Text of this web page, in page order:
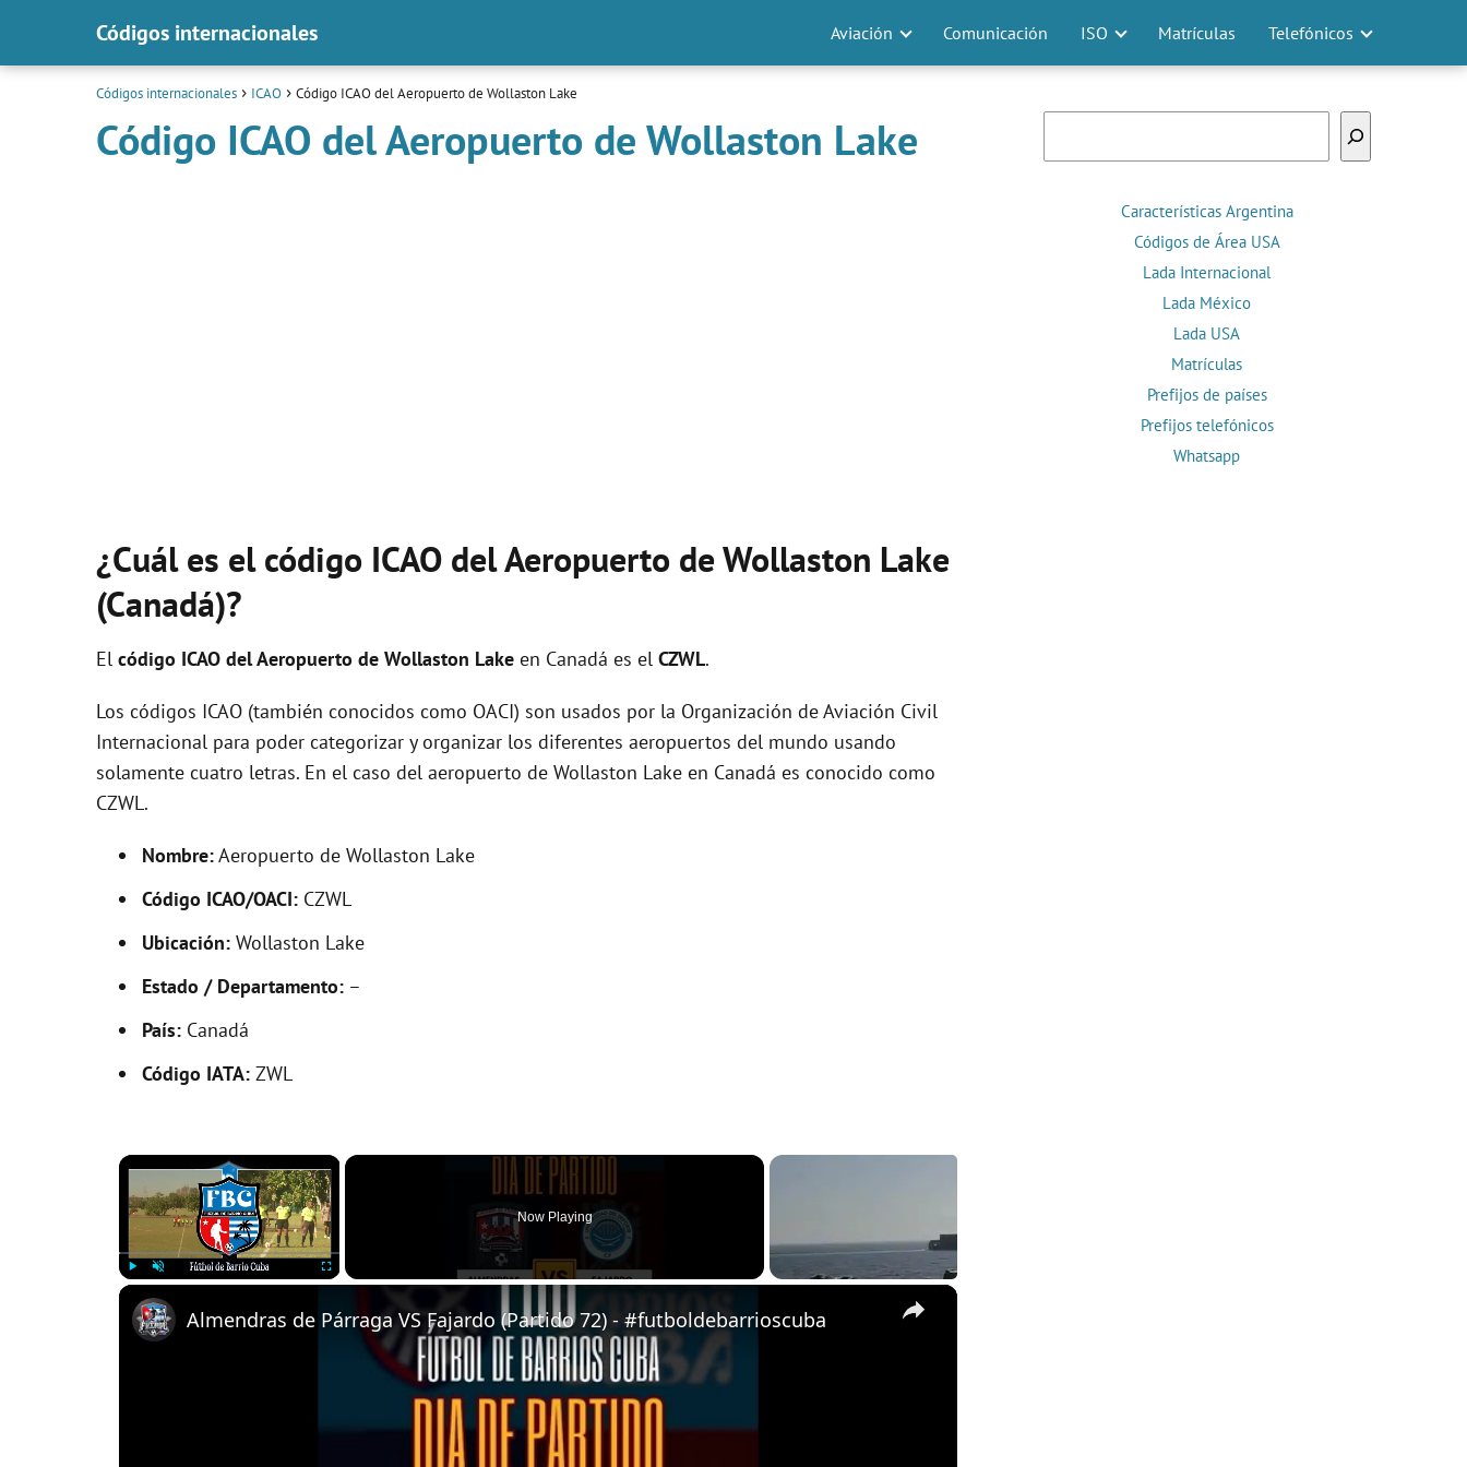
Códigos internacionales Aviación Comunicación ISO Matrículas Telefónicos
Códigos internacionales ICAO Código ICAO del Aeropuerto de Wollaston Lake
Código ICAO del Aeropuerto de Wollaston Lake
¿Cuál es el código ICAO del Aeropuerto de Wollaston Lake
(Canadá)?
El código ICAO delAeropuerto de Wollaston Lake en Canadá es el CZWL.
Los códigos ICAO (también conocidos como OACI) son usados por la Organización de Aviación Civil
Internacional para poder categorizar y organizar los diferentes aeropuertos del mundo usando
solamente cuatro letras. En el caso del aeropuerto de Wollaston Lake en Canadá es conocido como
CZWL.
Nombre:Aeropuerto de Wollaston Lake
Código ICAO/OACI: CZWL
Ubicación: Wollaston Lake
Estado / Departamento: –
País: Canadá
Código IATA: ZWL
×
Now Playing
×
Almendras de Párraga VS Fajardo (Partido 72) - #futboldebarrioscuba
Características Argentina
Códigos de Área USA
Lada Internacional
Lada México
Lada USA
Matrículas
Prefijos de países
Prefijos telefónicos
Whatsapp